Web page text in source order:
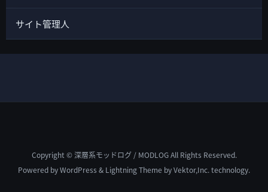
サイト管理人
Copyright © 深層系モッドログ / MODLOG All Rights Reserved.
Powered byWordPress & Lightning Theme by Vektor,Inc. technology.